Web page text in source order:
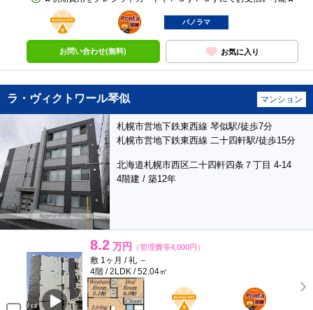
BunChinPAY
ポンタ
部屋
パノラマ
お問い合わせ(無料) お気に入り
ラ・ヴィクトワール琴似 マンション
札幌市営地下鉄東西線 琴似駅/徒歩7分
札幌市営地下鉄東西線 二十四軒駅/徒歩15分
北海道札幌市西区二十四軒四条７丁目 4-14
4階建 / 築12年
8.2 万円 （管理費等4,000円）
敷 1ヶ月 / 礼 －
4階 / 2LDK / 52.04㎡
BunChinPAY
ポンタ
部屋